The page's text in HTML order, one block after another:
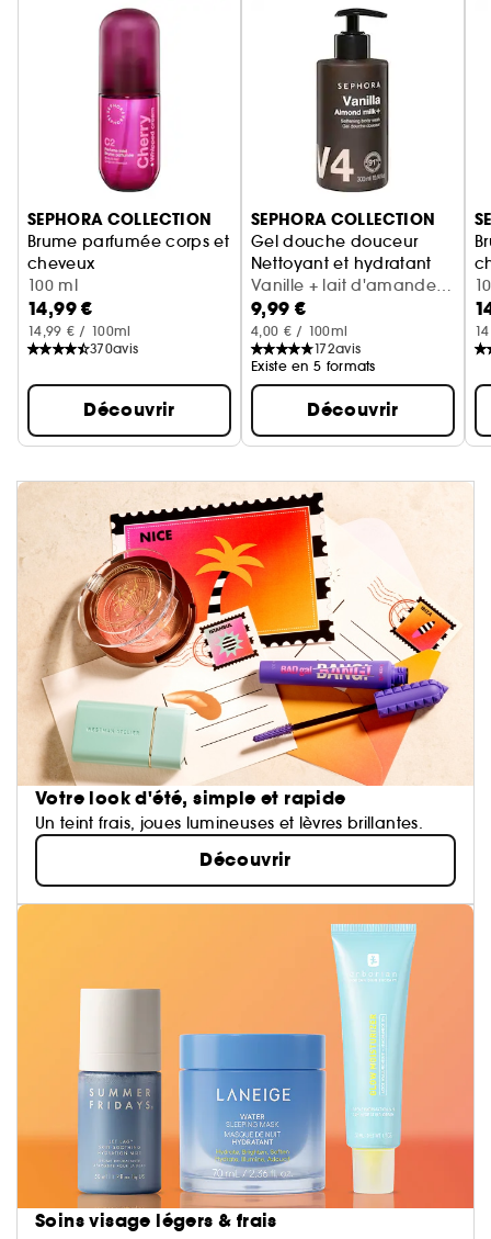
Ignorer le carrousel produits
SEPHORA COLLECTION
Brume parfumée corps et
cheveux
Cerise + crème fouettée
100 ml
14,99 €
14,99 € / 100ml
370avis
Découvrir
SEPHORA COLLECTION
Gel douche douceur
Nettoyant et hydratant
Vanille + lait d'amande
(300 ml)
9,99 €
4,00 € / 100ml
172avis
Existe en 5 formats
Découvrir
Votre look d'été, simple et rapide
Un teint frais, joues lumineuses et lèvres brillantes.
Découvrir
Soins visage légers & frais